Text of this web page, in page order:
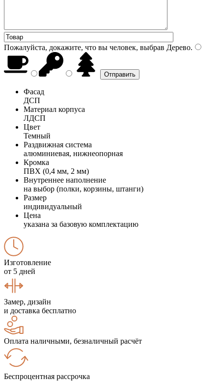
Пожалуйста, докажите, что вы человек, выбрав Дерево.
Фасад
ДСП
Материал корпуса
ЛДСП
Цвет
Темный
Раздвижная система
алюминиевая, нижнеопорная
Кромка
ПВХ (0,4 мм, 2 мм)
Внутреннее наполнение
на выбор (полки, корзины, штанги)
Размер
индивидуальный
Цена
указана за базовую комплектацию
Изготовление
от 5 дней
Замер, дизайн
и доставка бесплатно
Оплата наличными, безналичный расчёт
Беспроцентная рассрочка